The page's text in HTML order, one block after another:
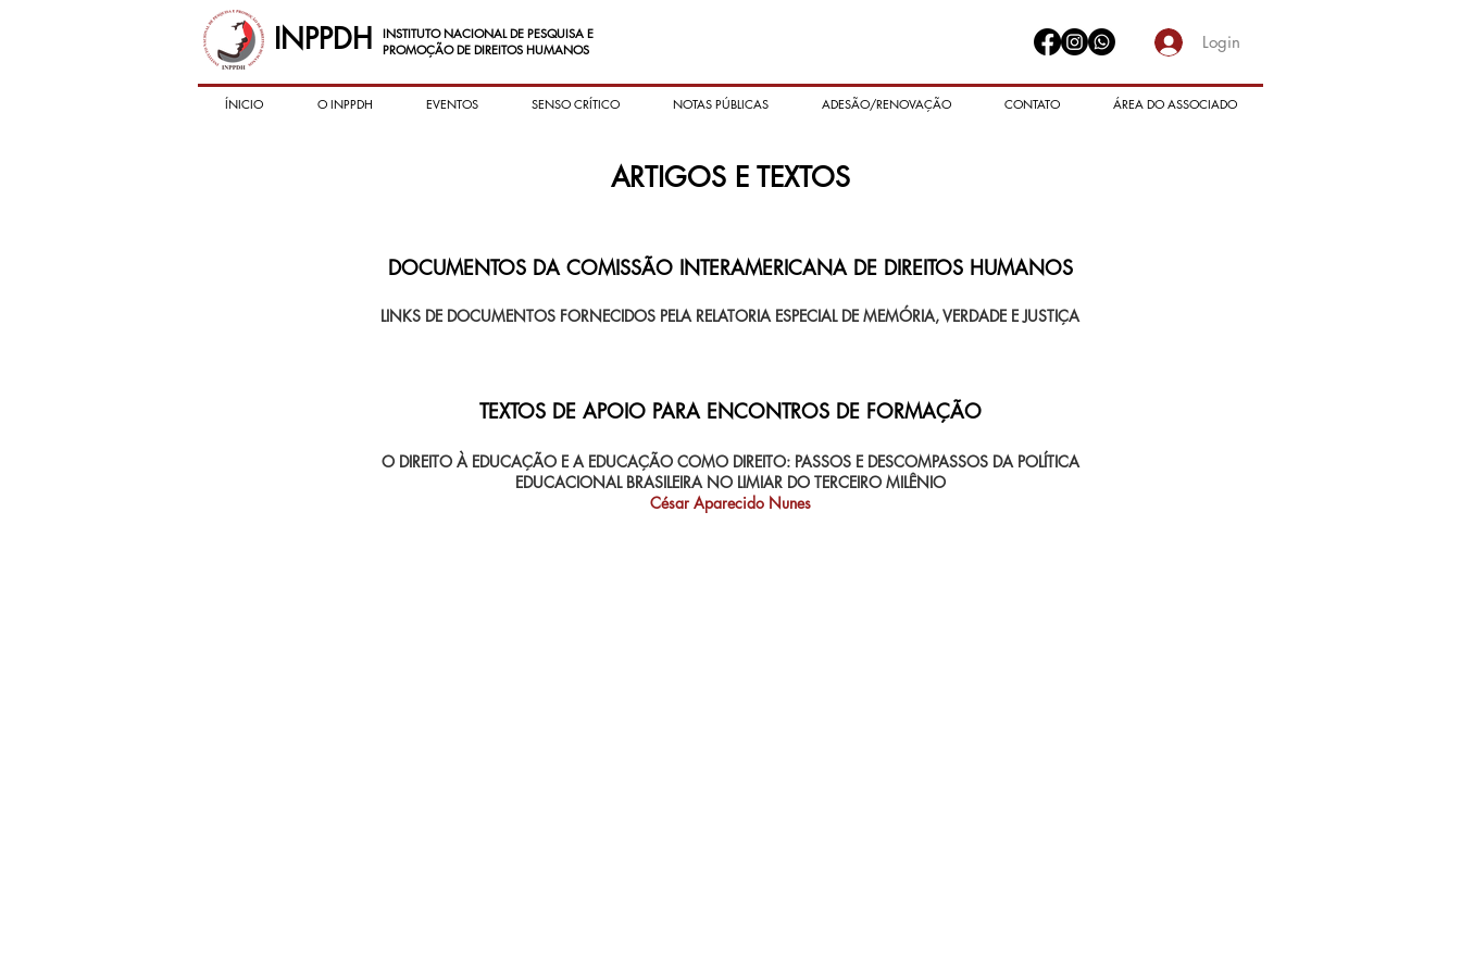
INPPDH
INSTITUTO NACIONAL DE PESQUISA E
PROMOÇÃO DE DIREITOS HUMANOS
Login
ÍNICIO O INPPDH EVENTOS SENSO CRÍTICO NOTAS PÚBLICAS ADESÃO/RENOVAÇÃO CONTATO ÁREA DO ASSOCIADO
ARTIGOS E TEXTOS
DOCUMENTOS DA COMISSÃO INTERAMERICANA DE DIREITOS HUMANOS
LINKS DE DOCUMENTOS FORNECIDOS PELA RELATORIA ESPECIAL DE MEMÓRIA, VERDADE E JUSTIÇA
TEXTOS DE APOIO PARA ENCONTROS DE FORMAÇÃO
O DIREITO À EDUCAÇÃO E A EDUCAÇÃO COMO DIREITO: PASSOS E DESCOMPASSOS DA POLÍTICA
EDUCACIONAL BRASILEIRA NO LIMIAR DO TERCEIRO MILÊNIO
César Aparecido Nunes